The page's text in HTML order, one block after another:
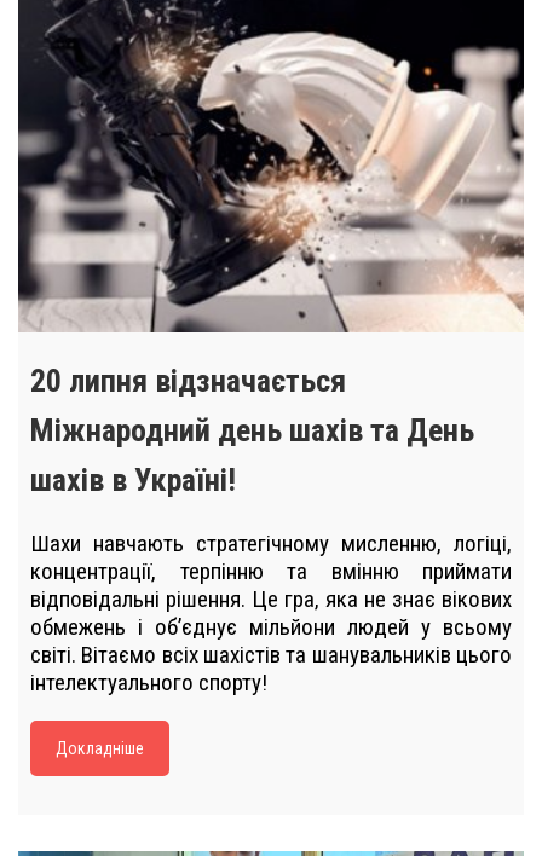
20 липня відзначається
Міжнародний день шахів та День
шахів в Україні!
Шахи навчають стратегічному мисленню, логіці,
концентрації, терпінню та вмінню приймати
відповідальні рішення. Це гра, яка не знає вікових
обмежень і об’єднує мільйони людей у всьому
світі. Вітаємо всіх шахістів та шанувальників цього
інтелектуального спорту!
Докладніше